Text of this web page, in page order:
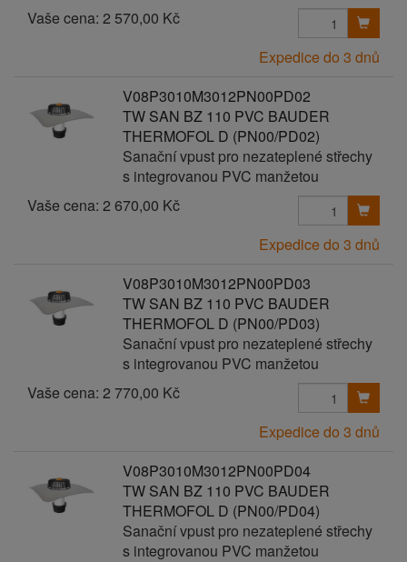
Vaše cena: 2 570,00 Kč
Expedice do 3 dnů
V08P3010M3012PN00PD02
TW SAN BZ 110 PVC BAUDER
THERMOFOL D (PN00/PD02)
Sanační vpust pro nezateplené střechy
s integrovanou PVC manžetou
Vaše cena: 2 670,00 Kč
Expedice do 3 dnů
V08P3010M3012PN00PD03
TW SAN BZ 110 PVC BAUDER
THERMOFOL D (PN00/PD03)
Sanační vpust pro nezateplené střechy
s integrovanou PVC manžetou
Vaše cena: 2 770,00 Kč
Expedice do 3 dnů
V08P3010M3012PN00PD04
TW SAN BZ 110 PVC BAUDER
THERMOFOL D (PN00/PD04)
Sanační vpust pro nezateplené střechy
s integrovanou PVC manžetou